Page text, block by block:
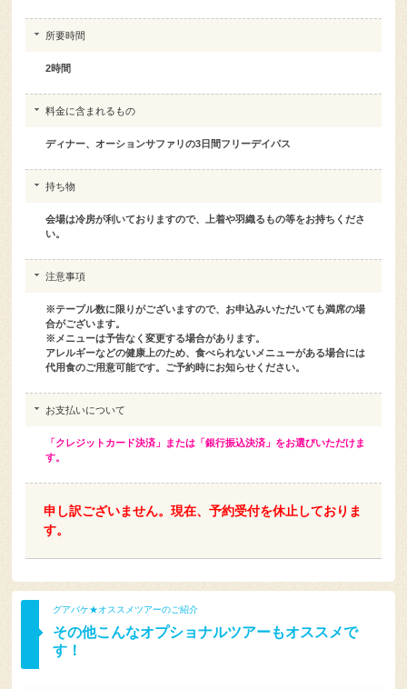
所要時間
2時間
料金に含まれるもの
ディナー、オーションサファリの3日間フリーデイパス
持ち物
会場は冷房が利いておりますので、上着や羽織るもの等をお持ちくださ
い。
注意事項
※テーブル数に限りがございますので、お申込みいただいても満席の場
合がございます。
※メニューは予告なく変更する場合があります。
アレルギーなどの健康上のため、食べられないメニューがある場合には
代用食のご用意可能です。ご予約時にお知らせください。
お支払いについて
「クレジットカード決済」または「銀行振込決済」をお選びいただけま
す。
申し訳ございません。現在、予約受付を休止しておりま
す。
グアバケ★オススメツアーのご紹介
その他こんなオプショナルツアーもオススメで
す！